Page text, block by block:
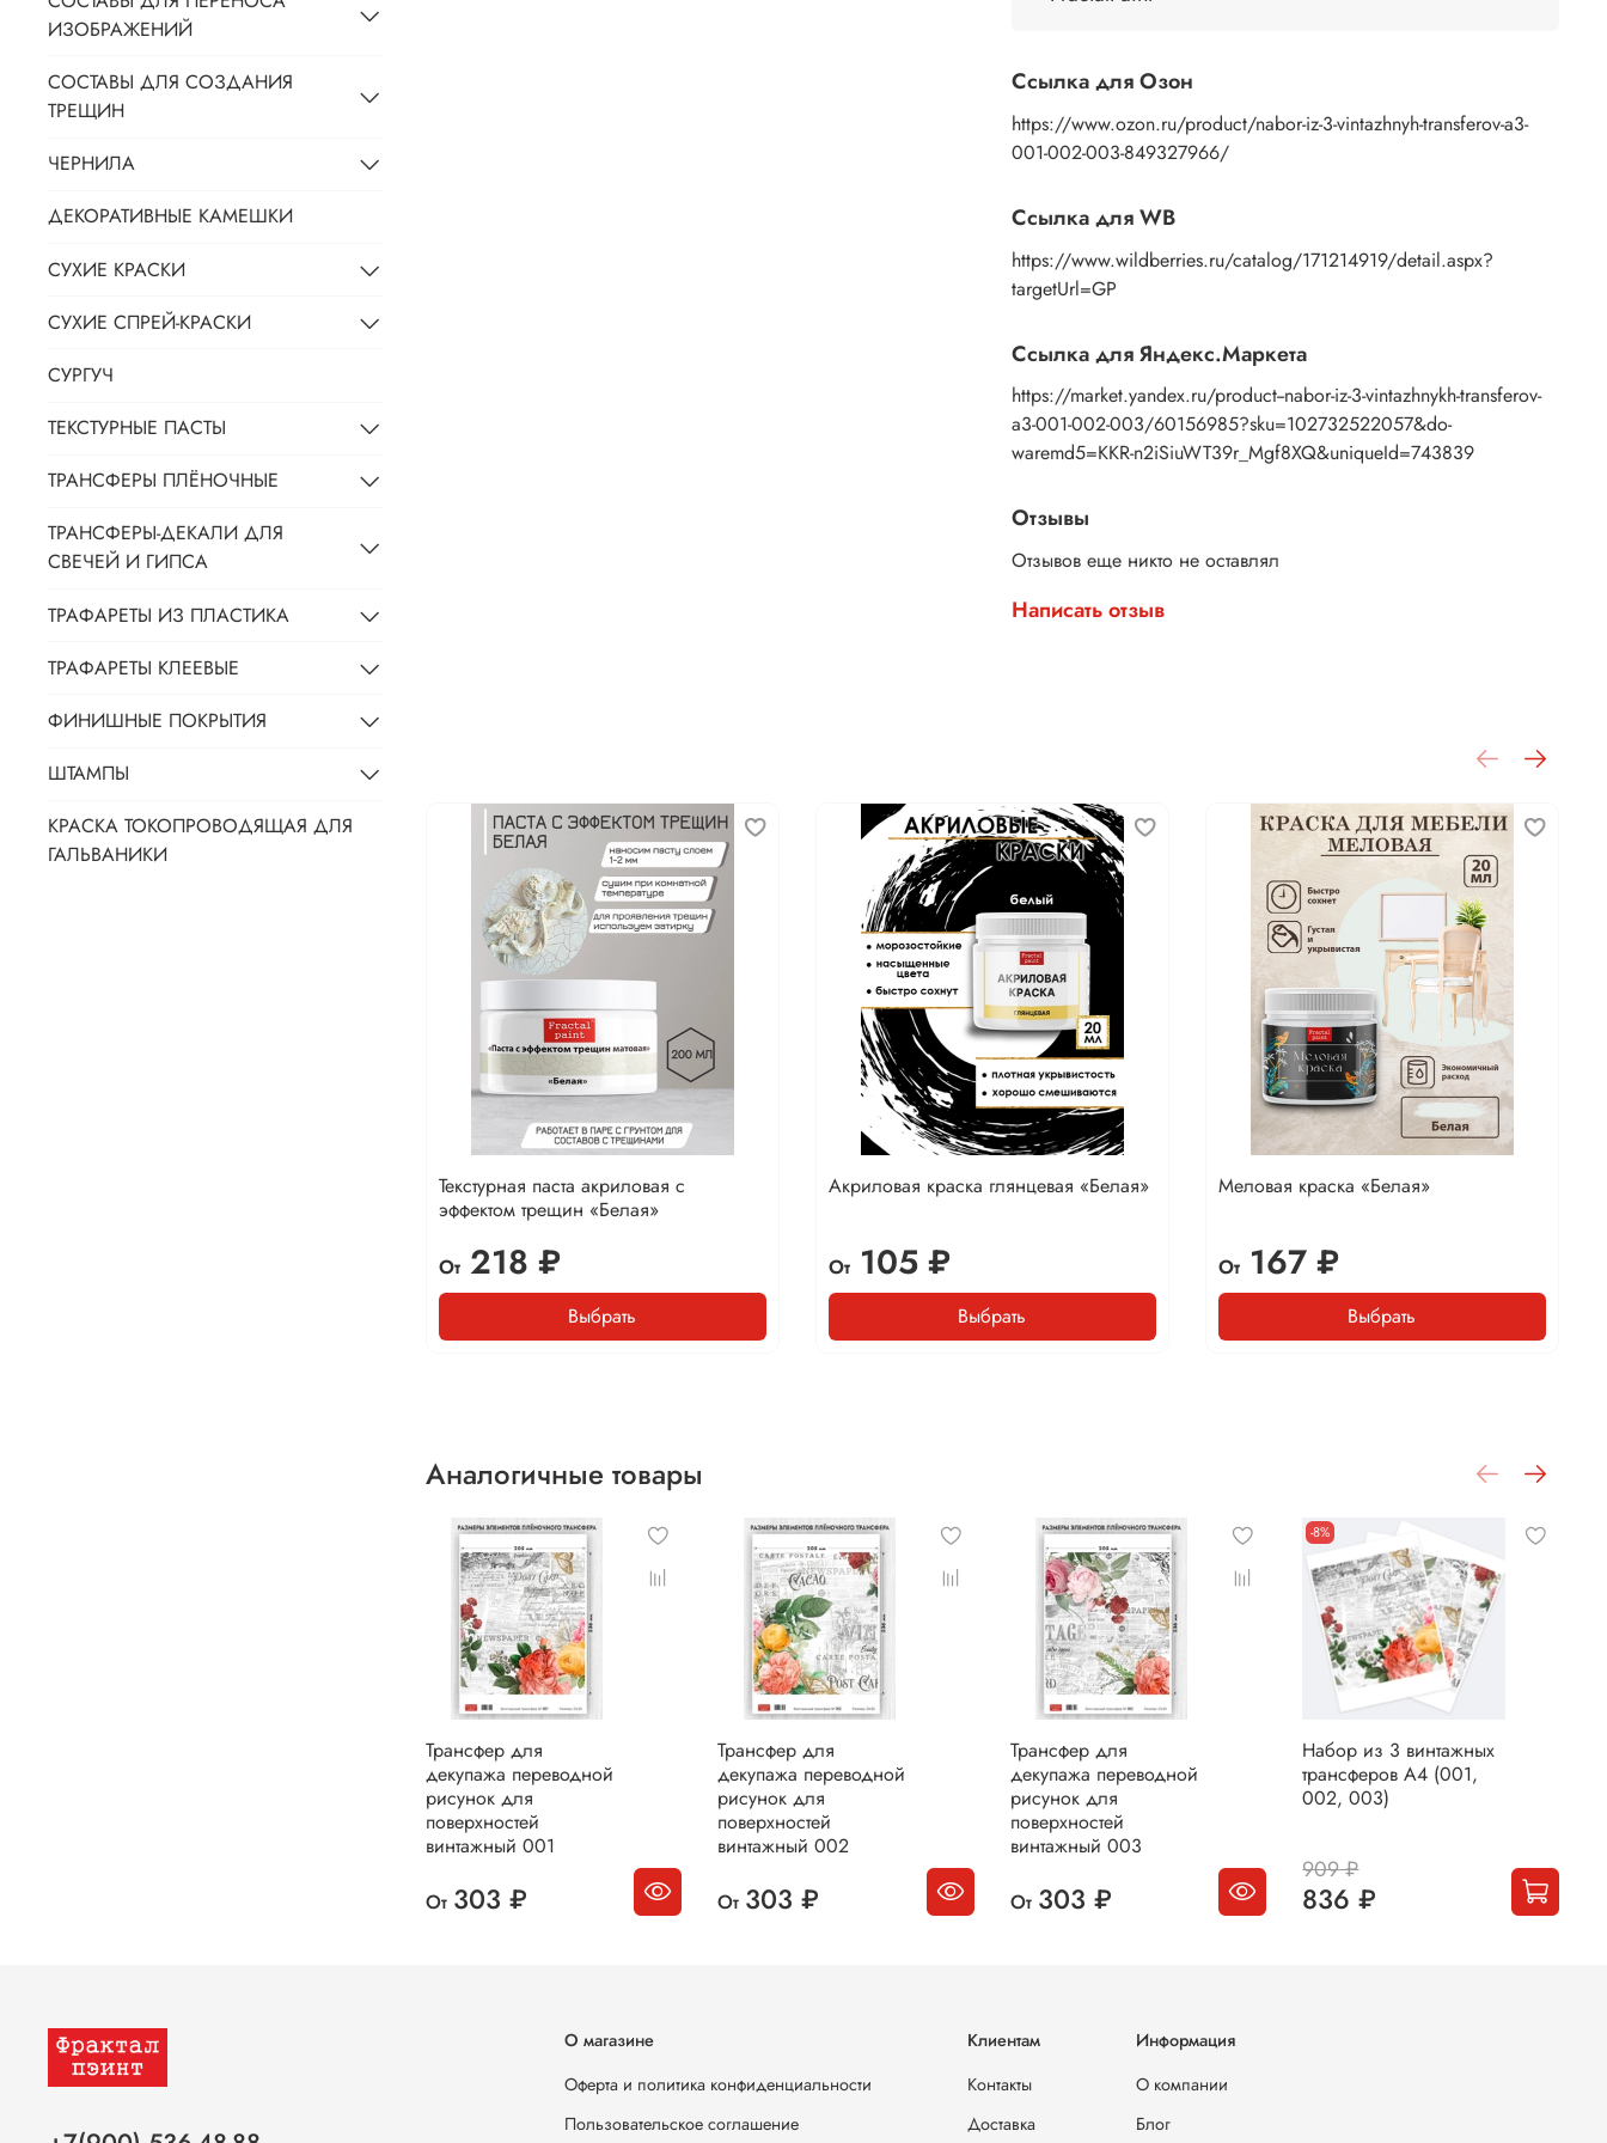
изображение любым покрывным лаком. Отлично
глянцевый, полуглянцевый.
Ссылка для Озон
https://www.ozon.ru/product/nabor-iz-3-vintazhnyh-transferov-a3-
001-002-003-849327966/
Ссылка для WB
https://www.wildberries.ru/catalog/171214919/detail.aspx?
targetUrl=GP
Ссылка для Яндекс.Маркета
https://market.yandex.ru/product--nabor-iz-3-vintazhnykh-transferov-
a3-001-002-003/60156985?sku=102732522057&do-
waremd5=KKR-n2iSiuWT39r_Mgf8XQ&uniqueId=743839
Отзывы
Отзывов еще никто не оставлял
Написать отзыв
Текстурная паста акриловая с
эффектом трещин «Белая»
От218 ₽
Выбрать
Акриловая краска глянцевая «Белая»
От105 ₽
Выбрать
Меловая краска «Белая»
От167 ₽
Выбрать
Аналогичные товары
Трансфер для
декупажа переводной
рисунок для
поверхностей
винтажный 001
От 303 ₽
Трансфер для
декупажа переводной
рисунок для
поверхностей
винтажный 002
От 303 ₽
Трансфер для
декупажа переводной
рисунок для
поверхностей
винтажный 003
От 303 ₽
-8%
Набор из 3 винтажных
трансферов А4 (001,
002, 003)
909 ₽
836 ₽
ИЗОБРАЖЕНИЙ
СОСТАВЫ ДЛЯ СОЗДАНИЯ
ТРЕЩИН
ЧЕРНИЛА
ДЕКОРАТИВНЫЕ КАМЕШКИ
СУХИЕ КРАСКИ
СУХИЕ СПРЕЙ-КРАСКИ
СУРГУЧ
ТЕКСТУРНЫЕ ПАСТЫ
ТРАНСФЕРЫ ПЛЁНОЧНЫЕ
ТРАНСФЕРЫ-ДЕКАЛИ ДЛЯ
СВЕЧЕЙ И ГИПСА
ТРАФАРЕТЫ ИЗ ПЛАСТИКА
ТРАФАРЕТЫ КЛЕЕВЫЕ
ФИНИШНЫЕ ПОКРЫТИЯ
ШТАМПЫ
КРАСКА ТОКОПРОВОДЯЩАЯ ДЛЯ
ГАЛЬВАНИКИ
О магазине
Оферта и политика конфиденциальности
Пользовательское соглашение
Клиентам
Контакты
Доставка
Информация
О компании
Блог